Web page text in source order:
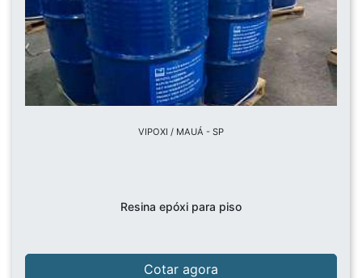
VIPOXI / MAUÁ - SP
Resina epóxi para piso
Cotar agora